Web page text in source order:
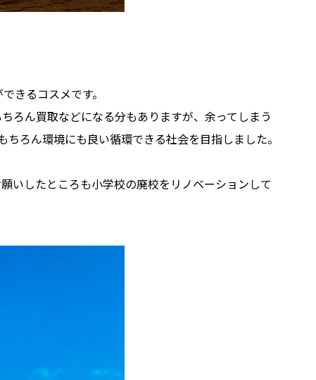
きるコスメです。
ろん買取などになる分もありますが、余ってしまう
ろん環境にも良い循環できる社会を目指しました。
いしたところも小学校の廃校をリノベーションして